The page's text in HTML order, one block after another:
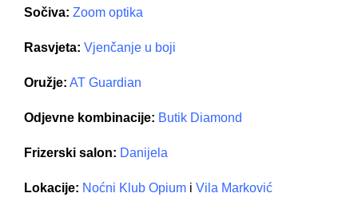
Sočiva: Zoom optika
Rasvjeta: Vjenčanje u boji
Oružje: AT Guardian
Odjevne kombinacije: Butik Diamond
Frizerski salon: Danijela
Lokacije: Noćni Klub Opium i Vila Marković